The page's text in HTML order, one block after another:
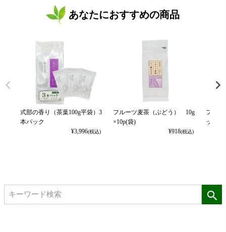
あなたにおすすめの商品
式部の香り（茶葉100g平袋）3
本パック
¥3,996(税込)
フルーツ麦茶（ぶどう） 10g
×10p(袋)
¥918(税込)
フルー
ット